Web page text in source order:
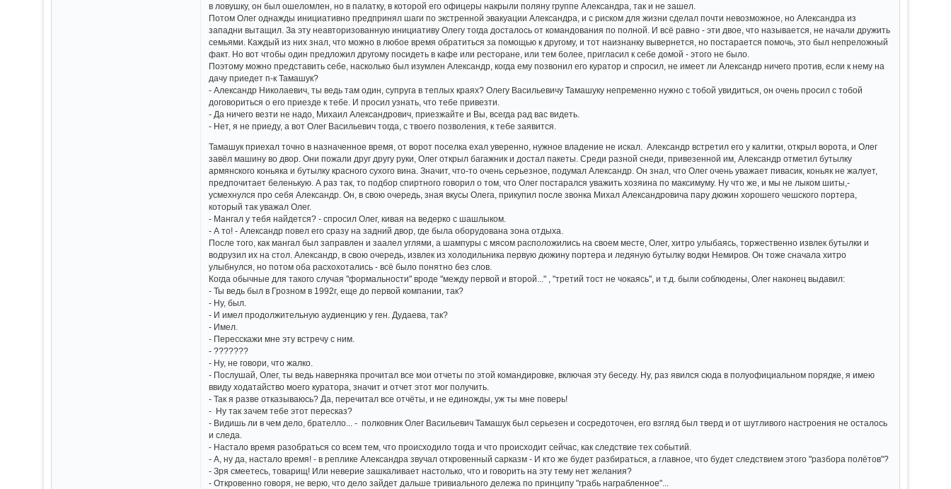
в ловушку, он был ошеломлен, но в палатку, в которой его офицеры накрыли поляну группе Александра, так и не зашел.
Потом Олег однажды инициативно предпринял шаги по экстренной эвакуации Александра, и с риском для жизни сделал почти невозможное, но Александра из
западни вытащил. За эту неавторизованную инициативу Олегу тогда досталось от командования по полной. И всё равно - эти двое, что называется, не начали дружить
семьями. Каждый из них знал, что можно в любое время обратиться за помощью к другому, и тот наизнанку вывернется, но постарается помочь, это был непреложный
факт. Но вот чтобы один предложил другому посидеть в кафе или ресторане, или тем более, пригласил к себе домой - этого не было.
Поэтому можно представить себе, насколько был изумлен Александр, когда ему позвонил его куратор и спросил, не имеет ли Александр ничего против, если к нему на
дачу приедет п-к Тамашук?
- Александр Николаевич, ты ведь там один, супруга в теплых краях? Олегу Васильевичу Тамашуку непременно нужно с тобой увидиться, он очень просил с тобой
договориться о его приезде к тебе. И просил узнать, что тебе привезти.
- Да ничего везти не надо, Михаил Александрович, приезжайте и Вы, всегда рад вас видеть.
- Нет, я не приеду, а вот Олег Васильевич тогда, с твоего позволения, к тебе заявится.
Тамашук приехал точно в назначенное время, от ворот поселка ехал уверенно, нужное владение не искал. Александр встретил его у калитки, открыл ворота, и Олег
завёл машину во двор. Они пожали друг другу руки, Олег открыл багажник и достал пакеты. Среди разной снеди, привезенной им, Александр отметил бутылку
армянского коньяка и бутылку красного сухого вина. Значит, что-то очень серьезное, подумал Александр. Он знал, что Олег очень уважает пивасик, коньяк не жалует,
предпочитает беленькую. А раз так, то подбор спиртного говорил о том, что Олег постарался уважить хозяина по максимуму. Ну что же, и мы не лыком шиты,-
усмехнулся про себя Александр. Он, в свою очередь, зная вкусы Олега, прикупил после звонка Михал Александровича пару дюжин хорошего чешского портера,
который так уважал Олег.
- Мангал у тебя найдется? - спросил Олег, кивая на ведерко с шашлыком.
- А то! - Александр повел его сразу на задний двор, где была оборудована зона отдыха.
После того, как мангал был заправлен и заалел углями, а шампуры с мясом расположились на своем месте, Олег, хитро улыбаясь, торжественно извлек бутылки и
водрузил их на стол. Александр, в свою очередь, извлек из холодильника первую дюжину портера и ледяную бутылку водки Немиров. Он тоже сначала хитро
улыбнулся, но потом оба расхохотались - всё было понятно без слов.
Когда обычные для такого случая "формальности" вроде "между первой и второй..." , "третий тост не чокаясь", и т.д. были соблюдены, Олег наконец выдавил:
- Ты ведь был в Грозном в 1992г, еще до первой компании, так?
- Ну, был.
- И имел продолжительную аудиенцию у ген. Дудаева, так?
- Имел.
- Пересскажи мне эту встречу с ним.
- ???????
- Ну, не говори, что жалко.
- Послушай, Олег, ты ведь наверняка прочитал все мои отчеты по этой командировке, включая эту беседу. Ну, раз явился сюда в полуофициальном порядке, я имею
ввиду ходатайство моего куратора, значит и отчет этот мог получить.
- Так я разве отказываюсь? Да, перечитал все отчёты, и не единожды, уж ты мне поверь!
- Ну так зачем тебе этот пересказ?
- Видишь ли в чем дело, брателло... - полковник Олег Васильевич Тамашук был серьезен и сосредоточен, его взгляд был тверд и от шутливого настроения не осталось
и следа.
- Настало время разобраться со всем тем, что происходило тогда и что происходит сейчас, как следствие тех событий.
- А, ну да, настало время! - в реплике Александра звучал откровенный сарказм - И кто же будет разбираться, а главное, что будет следствием этого "разбора полётов"?
- Зря смеетесь, товарищ! Или неверие зашкаливает настолько, что и говорить на эту тему нет желания?
- Откровенно говоря, не верю, что дело зайдет дальше тривиального дележа по принципу "грабь награбленное"...